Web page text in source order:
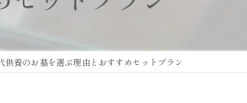
コーキング
供養のお墓を選ぶ理由とおすすめセットプラン